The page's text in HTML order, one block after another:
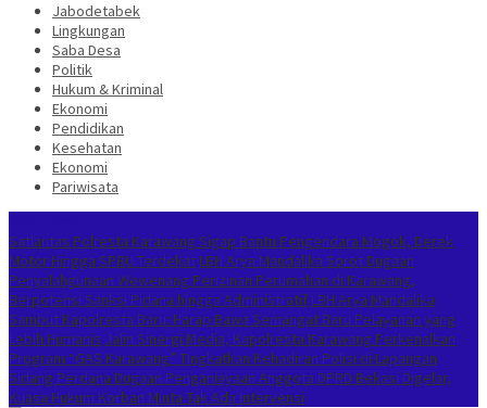
Jabodetabek
Lingkungan
Saba Desa
Politik
Hukum & Kriminal
Ekonomi
Pendidikan
Kesehatan
Ekonomi
Pariwisata
Satlantas Polresta Karawang Sigap Bantu Pengendara Mogok, Derek
Motor Hingga SPBU Terdekat LBH Arya Mandalika Sorot Dugaan
Penyalahgunaan Wewenang Perizinan Perumahan di Karawang,
Berpotensi Sanksi Pidana hingga Administratif LBH Arya Mandalika
Sambut Kapolresta Baru: Harap Bawa Semangat Baru Pelayanan yang
Lebih Humanis Jalin Sinergi Media, Kapolresta Karawang Perkenalkan
Program “GAS Karawang” Tingkatkan Kehadiran Polisi di Lapangan
Sidang Perdana Dugaan Penganiayaan Anggota DPRD Bekasi Digelar,
Kuasa Hukum Korban Minta Tak Ada Intervensi